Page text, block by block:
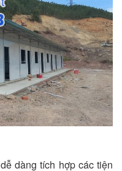
dàng tích hợp các tiện